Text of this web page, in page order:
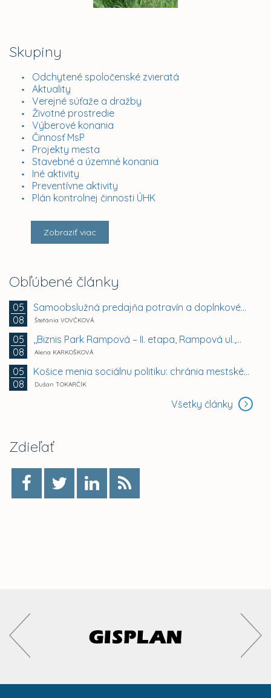
Skupiny
Odchytené spoločenské zvieratá
Aktuality
Verejné súťaže a dražby
Životné prostredie
Výberové konania
Činnosť MsP
Projekty mesta
Stavebné a územné konania
Iné aktivity
Preventívne aktivity
Plán kontrolnej činnosti ÚHK
Zobraziť viac
Obľúbené články
05
08
Samoobslužná predajňa potravín a doplnkového tovaru
Štefánia VOVČKOVÁ
05
08
,,Biznis Park Rampová – II. etapa, Rampová ul.,...
Alena KARKOŠKOVÁ
05
08
Košice menia sociálnu politiku: chránia mestské byty...
Dušan TOKARČÍK
Všetky články
Zdieľať